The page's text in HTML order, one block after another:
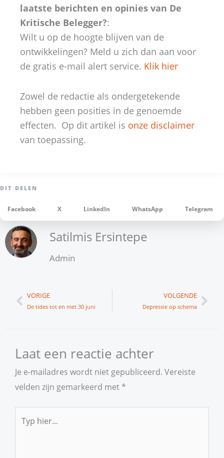
laatste berichten en opinies van De
Kritische Belegger?:
Wilt u op de hoogte blijven van de
ontwikkelingen? Meld u zich dan aan voor
de gratis e-mail alert service. Klik hier
Zowel de redactie als ondergetekende
hebben geen posities in de genoemde
effecten. Op dit artikel is onze disclaimer
van toepassing.
Facebook X LinkedIn WhatsApp Telegram
Satilmis Ersintepe
Admin
Vorige
VORIGE
De tides tot en met 30 juni
VOLGENDE
Depressie op schema
Laat een reactie achter
Je e-mailadres wordt niet gepubliceerd. Vereiste
velden zijn gemarkeerd met *
hier...